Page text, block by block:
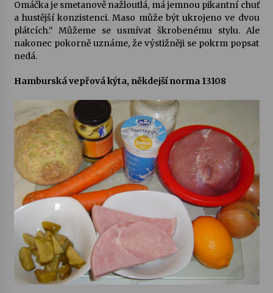
Omáčka je smetanově nažloutlá, má jemnou pikantní chuť
a hustější konzistenci. Maso může být ukrojeno ve dvou
plátcích.“ Můžeme se usmívat škrobenému stylu. Ale
nakonec pokorně uznáme, že výstižněji se pokrm popsat
nedá.
Hamburská vepřová kýta, někdejší norma 13108